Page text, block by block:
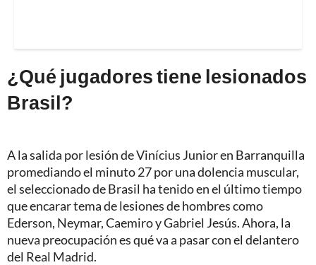
¿Qué jugadores tiene lesionados
Brasil?
A la salida por lesión de Vinícius Junior en Barranquilla
promediando el minuto 27 por una dolencia muscular,
el seleccionado de Brasil ha tenido en el último tiempo
que encarar tema de lesiones de hombres como
Ederson, Neymar, Caemiro y Gabriel Jesús. Ahora, la
nueva preocupación es qué va a pasar con el delantero
del Real Madrid.